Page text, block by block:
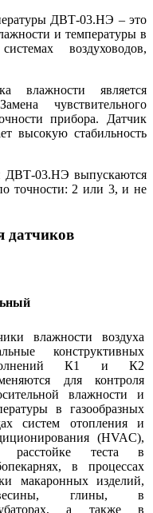
ДВТ-03.НЭ – это
и температуры в
воздуховодов,
влажности является
чувствительного
прибора. Датчик
высокую стабильность
ДВТ-03.НЭ выпускаются
точности: 2 или 3, и не
датчиков
влажности воздуха
конструктивных
К1 и К2
для контроля
влажности и
в газообразных
систем отопления и
(HVAC),
расстойке теста в
в процессах
макаронных изделий,
глины, в
а также в